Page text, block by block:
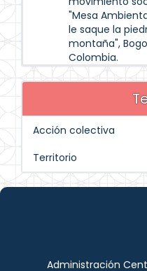
"Mesa
le saque la
montaña",
Colombia.
Acción colectiva
Territorio
Administración